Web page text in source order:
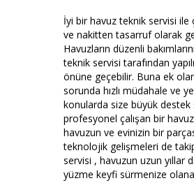
İyi bir havuz teknik servisi ile
ve nakitten tasarruf olarak
Havuzların düzenli
teknik servisi tarafından
önüne geçebilir. Buna ek
sorunda hızlı müdahale ve
konularda size büyük destek
profesyonel çalışan bir
havuzun ve evinizin bir
teknolojik gelişmeleri de
servisi , havuzun uzun yıllar
yüzme keyfi sürmenize